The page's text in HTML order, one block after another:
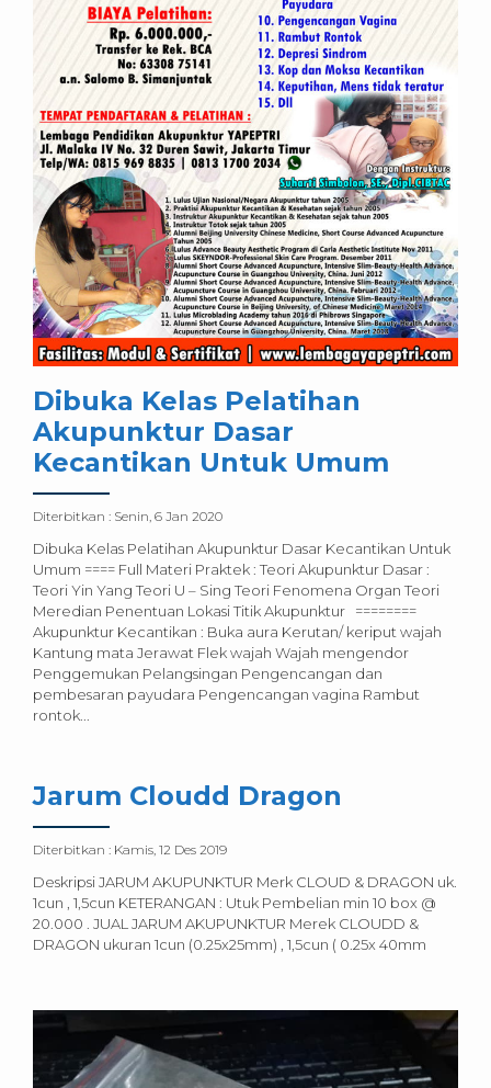
Dibuka Kelas Pelatihan
Akupunktur Dasar
Kecantikan Untuk Umum
Diterbitkan : Senin, 6 Jan 2020
Dibuka Kelas Pelatihan Akupunktur Dasar Kecantikan Untuk
Umum ==== Full Materi Praktek : Teori Akupunktur Dasar :
Teori Yin Yang Teori U – Sing Teori Fenomena Organ Teori
Meredian Penentuan Lokasi Titik Akupunktur ========
Akupunktur Kecantikan : Buka aura Kerutan/ keriput wajah
Kantung mata Jerawat Flek wajah Wajah mengendor
Penggemukan Pelangsingan Pengencangan dan
pembesaran payudara Pengencangan vagina Rambut
rontok...
Jarum Cloudd Dragon
Diterbitkan : Kamis, 12 Des 2019
Deskripsi JARUM AKUPUNKTUR Merk CLOUD & DRAGON uk.
1cun , 1,5cun KETERANGAN : Utuk Pembelian min 10 box @
20.000 . JUAL JARUM AKUPUNKTUR Merek CLOUDD &
DRAGON ukuran 1cun (0.25x25mm) , 1,5cun ( 0.25x 40mm